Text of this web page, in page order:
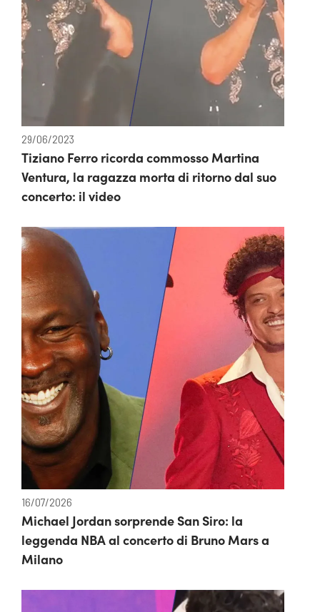
29/06/2023
Tiziano Ferro ricorda commosso Martina
Ventura, la ragazza morta di ritorno dal suo
concerto: il video
16/07/2026
Michael Jordan sorprende San Siro: la
leggenda NBA al concerto di Bruno Mars a
Milano